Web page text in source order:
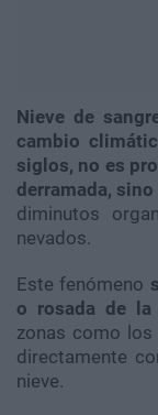
Nieve de
cambio
siglos, no es
derramada,
diminutos
nevados.
Este fenómeno
o rosada de la
zonas como
directamente
nieve.